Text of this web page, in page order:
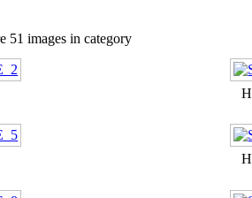
51 images in category